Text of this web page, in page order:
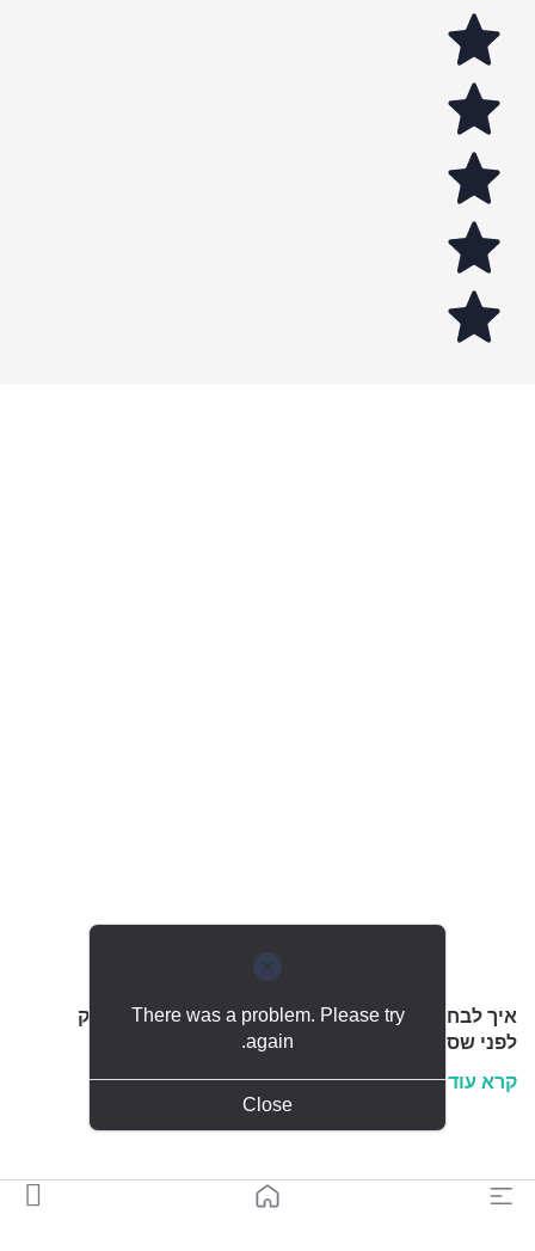
איך לבחור אולם אירועים? 25 דברים שחייבים לבדוק
לפני שסוגרים
קרא עוד »
There was a problem. Please try
again.
Close